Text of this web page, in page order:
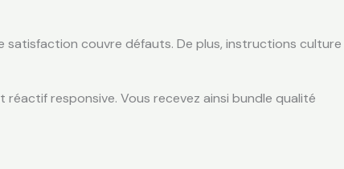
couvre défauts. De plus, instructions culture
responsive. Vous recevez ainsi bundle qualité